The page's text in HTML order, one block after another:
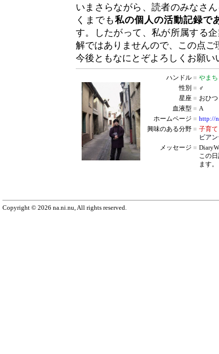
いまさらながら、読者のみなさ
くまでも私の個人の活動記録で
す。したがって、私が所属する
解ではありませんので、この点
今後ともなにとぞよろしくお願い
ハンドル ■ やま
性別 ■ ♂
星座 ■ おひ
血液型 ■ A
ホームページ ■ http://
興味のある分野 ■ 子育て
ビア
メッセージ ■
この
ます。
Copyright © 2026 na.ni.nu, All rights reserved.